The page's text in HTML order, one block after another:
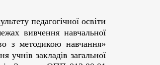
педагогічної освіти
вивчення навчальної
з методикою навчання»
учнів закладів загальної